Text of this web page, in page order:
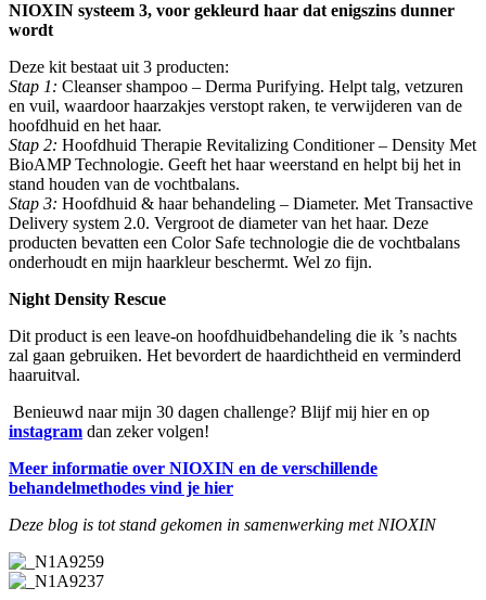
NIOXIN systeem 3, voor gekleurd haar dat enigszins dunner
wordt
Deze kit bestaat uit 3 producten:
Stap 1: Cleanser shampoo – Derma Purifying. Helpt talg, vetzuren
en vuil, waardoor haarzakjes verstopt raken, te verwijderen van de
hoofdhuid en het haar.
Stap 2: Hoofdhuid Therapie Revitalizing Conditioner – Density Met
BioAMP Technologie. Geeft het haar weerstand en helpt bij het in
stand houden van de vochtbalans.
Stap 3: Hoofdhuid & haar behandeling – Diameter. Met Transactive
Delivery system 2.0. Vergroot de diameter van het haar. Deze
producten bevatten een Color Safe technologie die de vochtbalans
onderhoudt en mijn haarkleur beschermt. Wel zo fijn.
Night Density Rescue
Dit product is een leave-on hoofdhuidbehandeling die ik ’s nachts
zal gaan gebruiken. Het bevordert de haardichtheid en verminderd
haaruitval.
Benieuwd naar mijn 30 dagen challenge? Blijf mij hier en op
instagram dan zeker volgen!
Meer informatie over NIOXIN en de verschillende
behandelmethodes vind je hier
Deze blog is tot stand gekomen in samenwerking met NIOXIN